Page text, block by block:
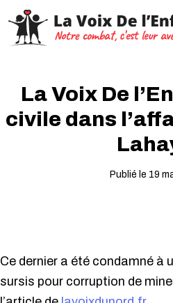
La Voix De
civile dans
Publié le 19
Ce dernier a été condamné à
sursis pour corruption de